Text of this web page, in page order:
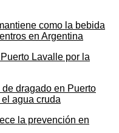
como la bebida
en Argentina
dragado en Puerto
agua cruda